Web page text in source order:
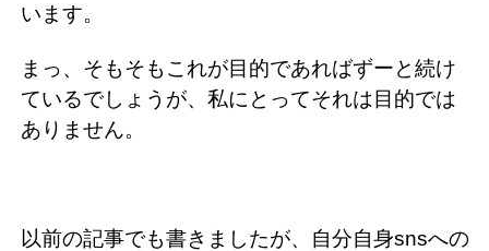
います。
まっ、そもそもこれが目的であればずーと続け
ているでしょうが、私にとってそれは目的では
ありません。
以前の記事でも書きましたが、自分自身snsへの